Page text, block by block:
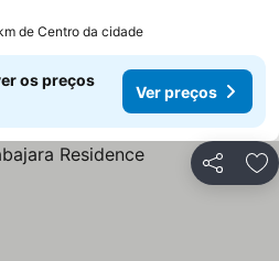
de Centro da cidade
os preços
Ver preços
Partilhar